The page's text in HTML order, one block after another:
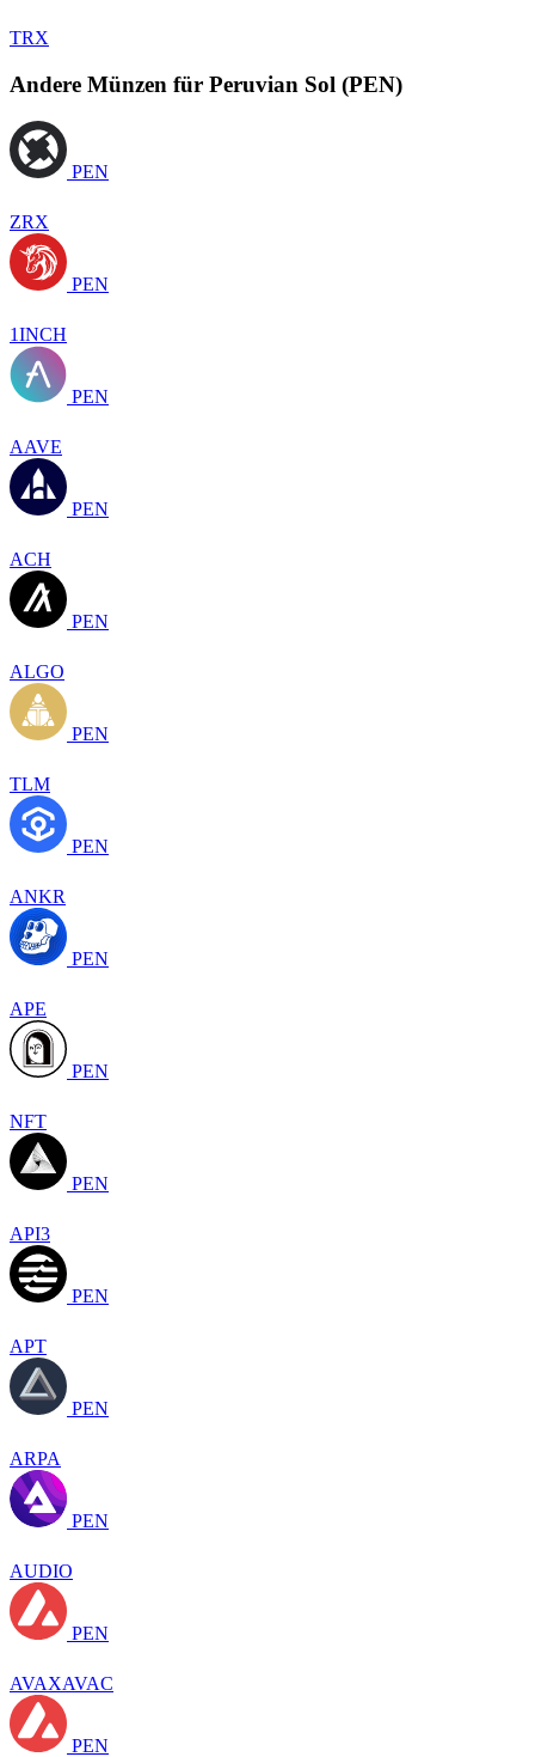
TRX
Andere Münzen für Peruvian Sol (PEN)
PEN
ZRX
PEN
1INCH
PEN
AAVE
PEN
ACH
PEN
ALGO
PEN
TLM
PEN
ANKR
PEN
APE
PEN
NFT
PEN
API3
PEN
APT
PEN
ARPA
PEN
AUDIO
PEN
AVAXAVAC
PEN